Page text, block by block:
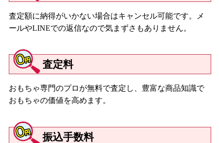
査定額に納得がいかない場合はキャンセル可能です。メ
ールやLINEでの返信なので気まずさもありません。
査定料
おもちゃ専門のプロが無料で査定し、豊富な商品知識で
おもちゃの価値を高めます。
振込手数料